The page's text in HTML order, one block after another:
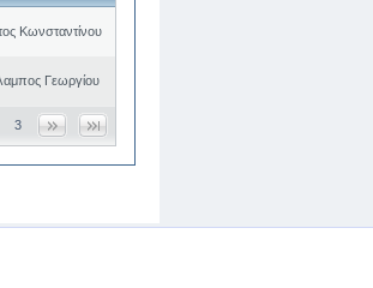
Κωνσταντίνου
Γεωργίου
3